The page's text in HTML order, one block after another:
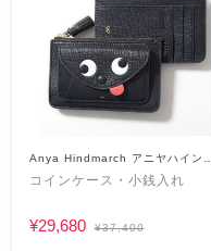
Anya Hindmarch アニヤハインド
マーチ
コインケース・小銭入れ
¥29,680 ¥37,400